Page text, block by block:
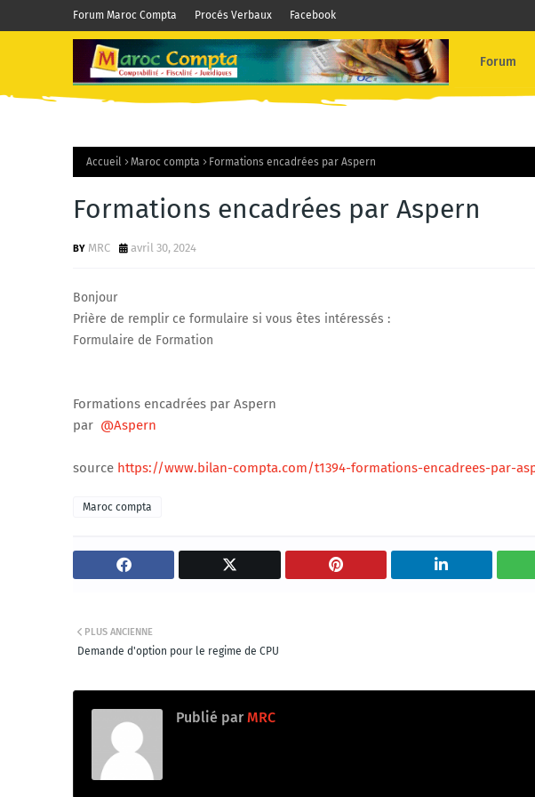
Forum Maroc Compta Procés Verbaux Facebook
Forum
Accueil Maroc compta Formations encadrées par Aspern
Formations encadrées par Aspern
MRC avril 30, 2024
Bonjour
Prière de remplir ce formulaire si vous êtes intéressés :
Formulaire de Formation
Formations encadrées par Aspern
par @Aspern
source https://www.bilan-compta.com/t1394-formations-encadrees-par-
Maroc compta
PLUS ANCIENNE
Demande d'option pour le regime de CPU
Publié par MRC